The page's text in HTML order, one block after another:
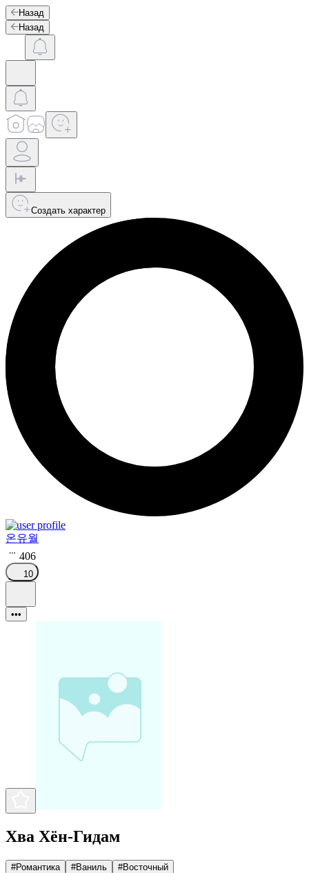
Назад
Назад
Создать характер
온유월
406
10
•••
Хва Хён-Гидам
#Романтика #Ваниль #Восточный